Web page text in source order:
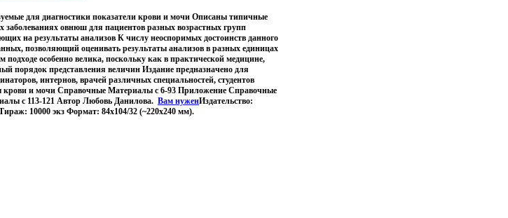
для диагностики показатели крови и мочи Описаны типичные
овнюш для пациентов разных возрастных групп
на результаты анализов К числу неоспоримых достоинств данного
позволяющий оценивать результаты анализов в разных единицах
особенно велика, поскольку как в практической медицине,
порядок представления величин Издание предназначено для
интернов, врачей различных специальностей, студентов
крови и мочи Справочные Материалы c 6-93 Приложение Справочные
c 113-121 Автор Любовь Данилова. Вам нуженИздательство:
10000 экз Формат: 84x104/32 (~220x240 мм).